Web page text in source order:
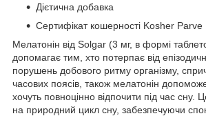
Дієтична добавка
Сертифікат кошерності Kosher Parve
Мелатонін від Solgar (3 мг, в формі
допомагає тим, хто потерпає від
порушень добового ритму організму,
часових поясів, також мелатонін
хочуть повноцінно відпочити під час сну.
на природний цикл сну, забезпечуючи